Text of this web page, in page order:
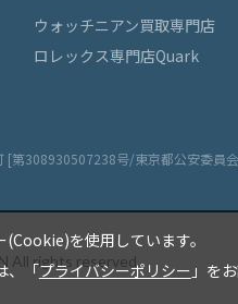
ウォッチニアン買取専門店
ロレックス専門店Quark
[第308930507238号/東京都公安委員
All rights reserved.
を使用しています。
、「プライバシーポリシー 」を